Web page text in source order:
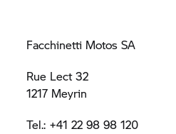
Facchinetti Motos SA
Rue Lect 32
1217 Meyrin
Tel.: +41 22 98 98 120